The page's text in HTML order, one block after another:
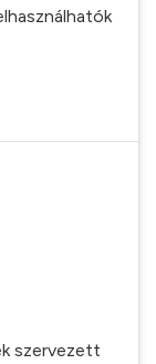
szervezett